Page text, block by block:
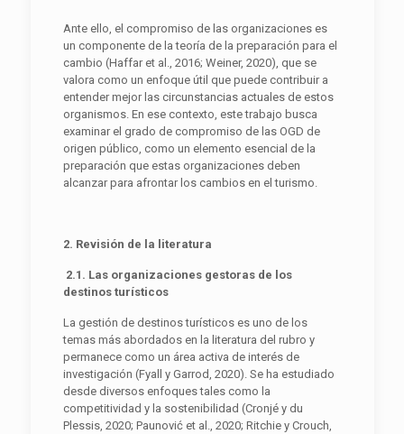
Ante ello, el compromiso de las organizaciones es
un componente de la teoría de la preparación para el
cambio (Haffar et al., 2016; Weiner, 2020), que se
valora como un enfoque útil que puede contribuir a
entender mejor las circunstancias actuales de estos
organismos. En ese contexto, este trabajo busca
examinar el grado de compromiso de las OGD de
origen público, como un elemento esencial de la
preparación que estas organizaciones deben
alcanzar para afrontar los cambios en el turismo.
2. Revisión de la literatura
2.1. Las organizaciones gestoras de los
destinos turísticos
La gestión de destinos turísticos es uno de los
temas más abordados en la literatura del rubro y
permanece como un área activa de interés de
investigación (Fyall y Garrod, 2020). Se ha estudiado
desde diversos enfoques tales como la
competitividad y la sostenibilidad (Cronjé y du
Plessis, 2020; Paunović et al., 2020; Ritchie y Crouch,